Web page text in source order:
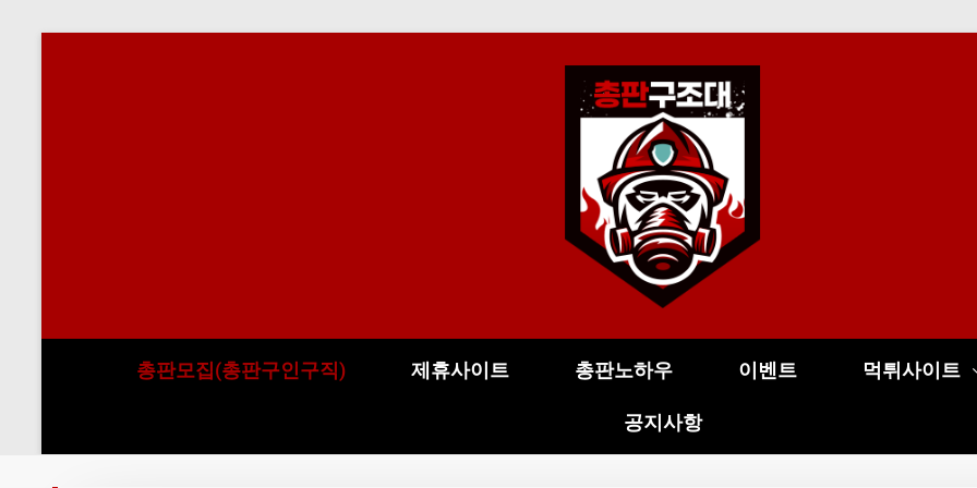
총판모집(총판구인구직) 제휴사이트 총판노하우 이벤트 먹튀사이트
공지사항